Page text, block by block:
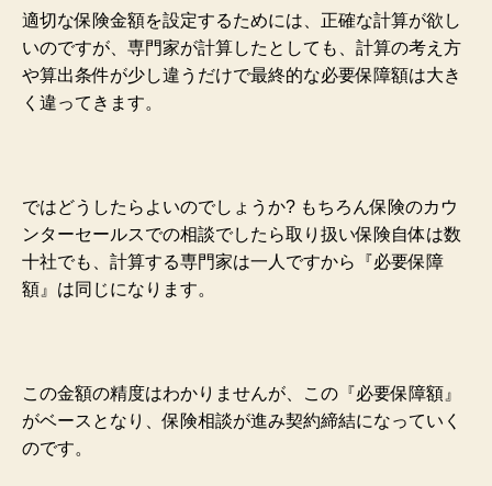
適切な保険金額を設定するためには、正確な計算が欲し
いのですが、専門家が計算したとしても、計算の考え方
や算出条件が少し違うだけで最終的な必要保障額は大き
く違ってきます。
ではどうしたらよいのでしょうか? もちろん保険のカウ
ンターセールスでの相談でしたら取り扱い保険自体は数
十社でも 、計算する専門家は一人ですから『必要保障
額』は同じになります。
この金額の精度はわかりませんが、この『必要保障額』
がベースとなり、保険相談が進み契約締結になっていく
のです。